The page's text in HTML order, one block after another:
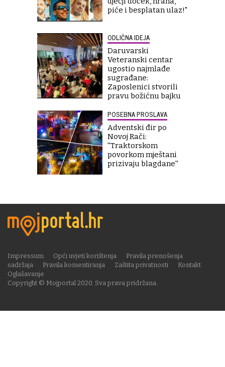
piće i besplatan ulaz!"
ODLIČNA IDEJA
Daruvarski
Veteranski centar
ugostio najmlađe
sugrađane:
Zaposlenici stvorili
pravu božićnu bajku
POSEBNA PROSLAVA
Adventski đir po
Novoj Rači:
''Traktorskom
povorkom mještani
prizivaju blagdane''
Copyright © Mojportal 2020. Sva prava pridržana.
Impressum Opći uvjeti korištenja
Pravila prenošenja
sadržaja
Pravila komentiranja Zaštita privatnosti
Kontakt
Oglašavanje